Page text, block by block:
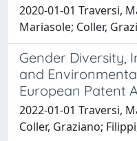
2020-01-01 Traversi,
Mariasole; Coller,
Gender Diversity,
and
European Patent
2022-01-01 Traversi,
Coller, Graziano;